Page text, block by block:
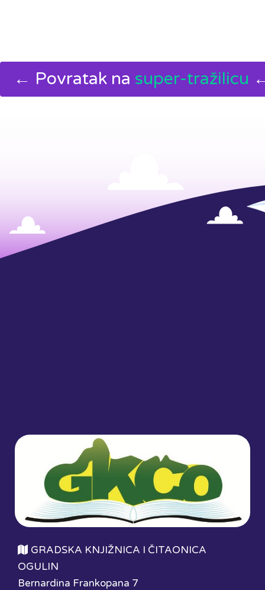
← Povratak na super-tražilicu
GRADSKA KNJIŽNICA I ČITAONICA
OGULIN
Bernardina Frankopana 7